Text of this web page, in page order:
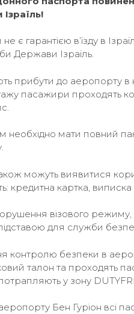
є гарантією в’їзду в
Держави Ізраїль.
прибути до аеропорту в
пасажири проходять
необхідно мати повний
можуть виявитися
кредитна картка, виписка
візового режиму,
для служби
контролю безпеки в
талон та проходять
у зону
Бен Гуріон всі